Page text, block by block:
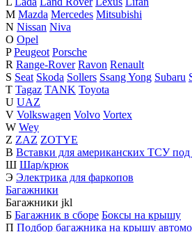
M Mazda Mercedes Mitsubishi
N Nissan Niva
O Opel
P Peugeot Porsche
R Range-Rover Ravon Renault
S Seat Skoda Sollers Ssang Yong Subaru
T Tagaz TANK Toyota
U UAZ
V Volkswagen Volvo Vortex
W Wey
Z ZAZ ZOTYE
В Вставки для американских ТСУ под
Ш Шар/крюк
Э Электрика для фаркопов
Багажники
Багажники jkl
Б Багажник в сборе Боксы на крышу
П Подбор багажника на крышу